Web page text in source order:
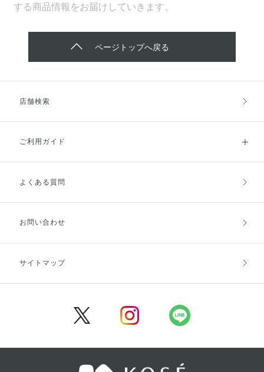
する商品情報をお届けしていきます。
ページトップへ戻る
店舗検索
ご利用ガイド
ご利用ガイドトップ
お支払方法
キャンセル・返品・交換
よくある質問
お問い合わせ
サイトマップ